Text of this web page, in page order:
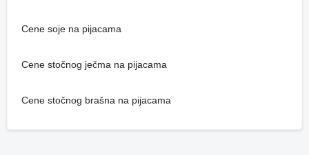
Cene soje na pijacama
Cene stočnog ječma na pijacama
Cene stočnog brašna na pijacama